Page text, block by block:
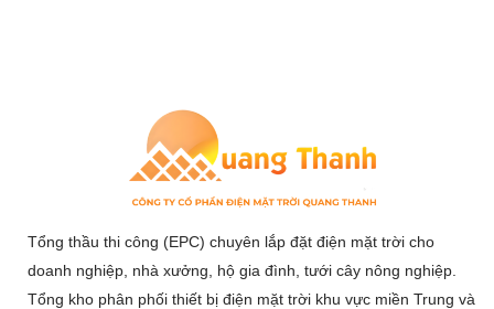
Tổng thầu thi công (EPC) chuyên lắp đặt điện mặt trời cho
doanh nghiệp, nhà xưởng, hộ gia đình, tưới cây nông nghiệp.
Tổng kho phân phối thiết bị điện mặt trời khu vực miền Trung và